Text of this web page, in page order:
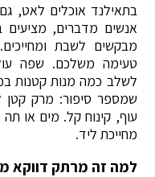
בתאילנד אוכלים לאט,
אנשים מדברים, מציעים
מבקשים לשבת
טעימה משלכם. שפה
לשלב כמה מנות קטנות
שמספר סיפור: מרק קטן
עוף, קינוח קל. מים או תה
מחייכת ליד.
למה זה מרתק דווקא